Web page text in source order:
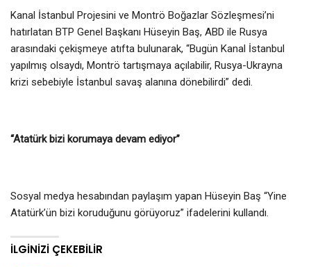
Kanal İstanbul Projesini ve Montrö Boğazlar Sözleşmesi’ni
hatırlatan BTP Genel Başkanı Hüseyin Baş, ABD ile Rusya
arasındaki çekişmeye atıfta bulunarak, “Bugün Kanal İstanbul
yapılmış olsaydı, Montrö tartışmaya açılabilir, Rusya-Ukrayna
krizi sebebiyle İstanbul savaş alanına dönebilirdi” dedi.
“Atatürk bizi korumaya devam ediyor”
Sosyal medya hesabından paylaşım yapan Hüseyin Baş “Yine
Atatürk’ün bizi koruduğunu görüyoruz” ifadelerini kullandı.
İLGINIZI ÇEKEBILIR